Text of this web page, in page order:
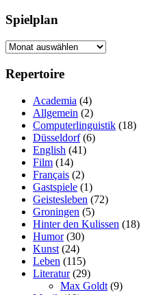
Spielplan
Spielplan
Repertoire
Academia (4)
Allgemein (2)
Computerlinguistik (18)
Düsseldorf(6)
English (41)
Film (14)
Français (2)
Gastspiele (1)
Geistesleben (72)
Groningen (5)
Hinter den Kulissen (18)
Humor(30)
Kunst (24)
Leben (115)
Literatur(29)
Max Goldt (9)